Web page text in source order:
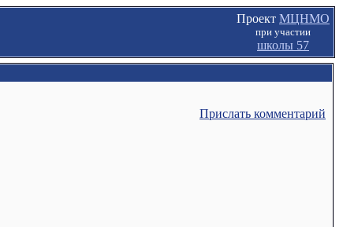
Проект МЦНМО
при участии
школы 57
Прислать комментарий